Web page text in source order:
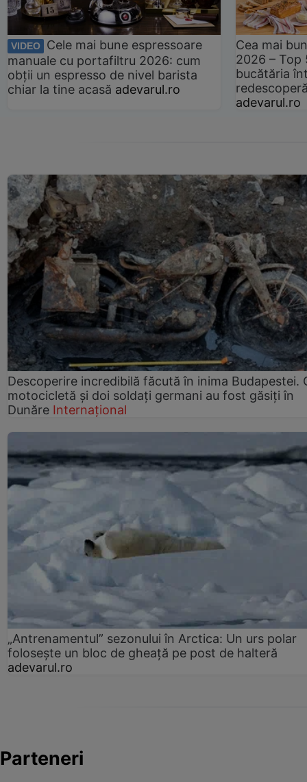
VIDEO
Cele mai bune espressoare
manuale cu portafiltru 2026: cum
obții un espresso de nivel barista
chiar la tine acasă adevarul.ro
Cea mai
2026 –
bucătăria
adevarul.ro
Descoperire incredibilă făcută în inima Budapestei.
motocicletă și doi soldați germani au fost găsiți în
Dunăre Internațional
„Antrenamentul” sezonului în Arctica: Un urs polar
folosește un bloc de gheață pe post de halteră
adevarul.ro
Parteneri